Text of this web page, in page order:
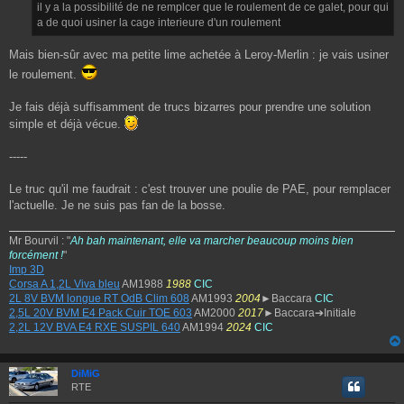
il y a la possibilité de ne remplcer que le roulement de ce galet, pour qui
a de quoi usiner la cage interieure d'un roulement
Mais bien-sûr avec ma petite lime achetée à Leroy-Merlin : je vais usiner
le roulement.
Je fais déjà suffisamment de trucs bizarres pour prendre une solution
simple et déjà vécue.
-----
Le truc qu'il me faudrait : c'est trouver une poulie de PAE, pour remplacer
l'actuelle. Je ne suis pas fan de la bosse.
Mr Bourvil : "Ah bah maintenant, elle va marcher beaucoup moins bien
forcément !"
Imp 3D
Corsa A 1,2L Viva bleu AM1988 1988 CIC
2L 8V BVM longue RT OdB Clim 608 AM1993 2004 ►Baccara CIC
2,5L 20V BVM E4 Pack Cuir TOE 603 AM2000 2017►Baccara➔Initiale
2,2L 12V BVA E4 RXE SUSPIL 640AM1994 2024 CIC
DiMiG
RTE